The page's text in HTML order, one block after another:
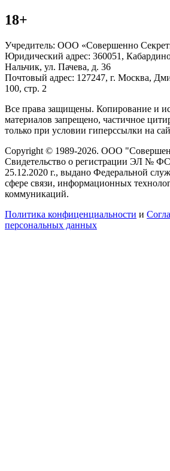
18+
Учредитель: ООО «Совершенно
Юридический адрес: 360051,
Нальчик, ул. Пачева, д. 36
Почтовый адрес: 127247, г. Москва,
100, стр. 2
Все права защищены. Копирование и
материалов запрещено, частичное
только при условии гиперссылки на
Copyright © 1989-2026. ООО
Свидетельство о регистрации ЭЛ №
25.12.2020 г., выдано Федеральной
сфере связи, информационных
коммуникаций.
Политика конфиценциальности и
персональных данных